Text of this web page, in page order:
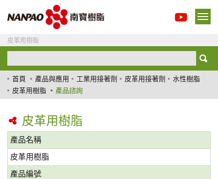
皮革用樹脂
首頁 產品與應用 工業用接著劑 皮革用接著劑
水性樹脂
皮革用樹脂
產品諮詢
皮革用樹脂
產品名稱
皮革用樹脂
產品編號